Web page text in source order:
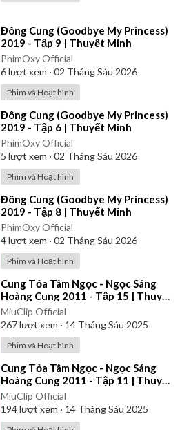
⁣Đông Cung (Goodbye My Princess)
2019 - Tập 9 | Thuyết Minh
PhimOxy Official
6lượt xem · 02 Tháng Sáu 2026
Phim và Hoạt hình
⁣Đông Cung (Goodbye My Princess)
2019 - Tập 6 | Thuyết Minh
PhimOxy Official
5 lượt xem · 02 Tháng Sáu 2026
Phim và Hoạt hình
⁣Đông Cung (Goodbye My Princess)
2019 - Tập 8 | Thuyết Minh
PhimOxy Official
4lượt xem · 02 Tháng Sáu 2026
Phim và Hoạt hình
⁣Cung Tỏa Tâm Ngọc - Ngọc Sáng
Hoàng Cung 2011 - Tập 15 | Thuyết
Minh
MiuClip Official
267lượt xem · 14 Tháng Sáu 2025
Phim và Hoạt hình
⁣Cung Tỏa Tâm Ngọc - Ngọc Sáng
Hoàng Cung 2011 - Tập 11 | Thuyết
Minh
MiuClip Official
194lượt xem · 14 Tháng Sáu 2025